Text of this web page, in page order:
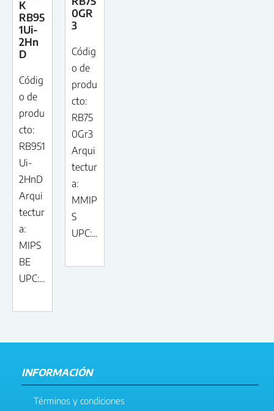
K
RB95
1Ui-
2Hn
D
Códig
o de
produ
cto:
RB951
Ui-
2HnD
Arqui
tectur
a:
MIPS
BE
UPC:...
0GR
3
Códig
o de
produ
cto:
RB75
0Gr3
Arqui
tectur
a:
MMIP
S
UPC:...
INFORMACIÓN
Términos y condiciones